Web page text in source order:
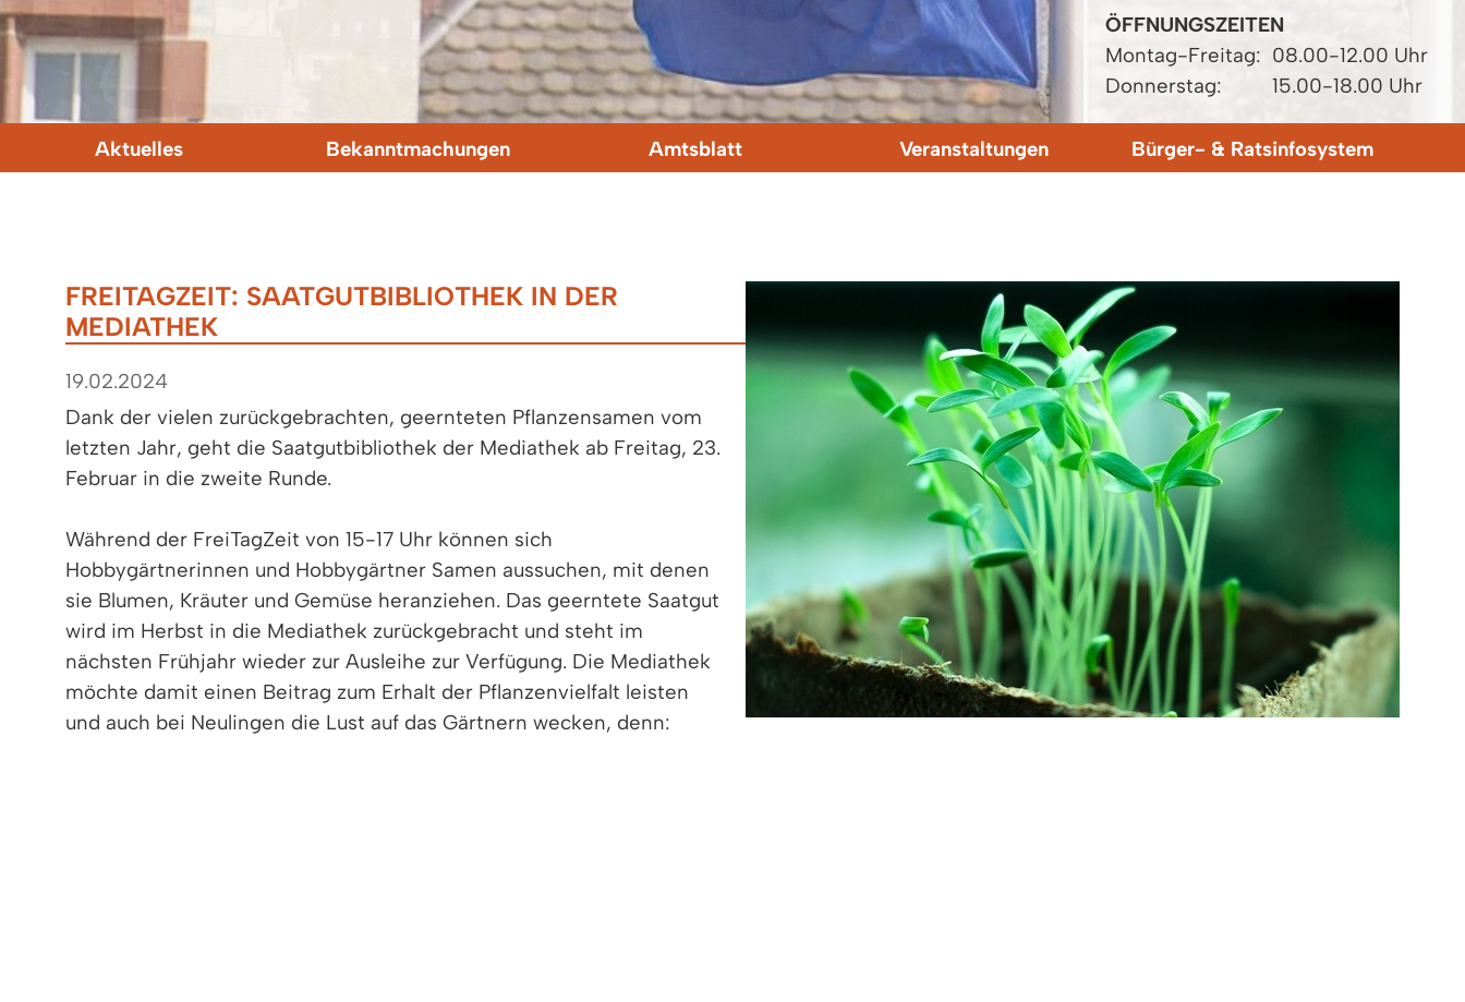
ÖFFNUNGSZEITEN
Montag-Freitag: 08.00-12.00 Uhr
Donnerstag:
15.00-18.00 Uhr
Aktuelles Bekanntmachungen Amtsblatt Veranstaltungen Bürger- & Ratsinfosystem
FREITAGZEIT: SAATGUTBIBLIOTHEK IN DER
MEDIATHEK
19.02.2024
Dank der vielen zurückgebrachten, geernteten Pflanzensamen vom
letzten Jahr, geht die Saatgutbibliothek der Mediathek ab Freitag, 23.
Februar in die zweite Runde.
Während der FreiTagZeit von 15-17 Uhr können sich
Hobbygärtnerinnen und Hobbygärtner Samen aussuchen, mit denen
sie Blumen, Kräuter und Gemüse heranziehen. Das geerntete Saatgut
wird im Herbst in die Mediathek zurückgebracht und steht im
nächsten Frühjahr wieder zur Ausleihe zur Verfügung. Die Mediathek
möchte damit einen Beitrag zum Erhalt der Pflanzenvielfalt leisten
und auch bei Neulingen die Lust auf das Gärtnern wecken, denn: